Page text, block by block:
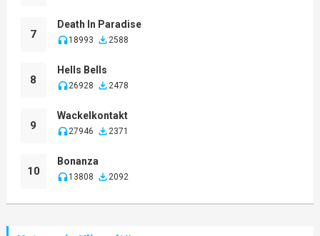
7
Death In Paradise
18993 2588
8
Hells Bells
26928 2478
9
Wackelkontakt
27946 2371
10
Bonanza
13808 2092